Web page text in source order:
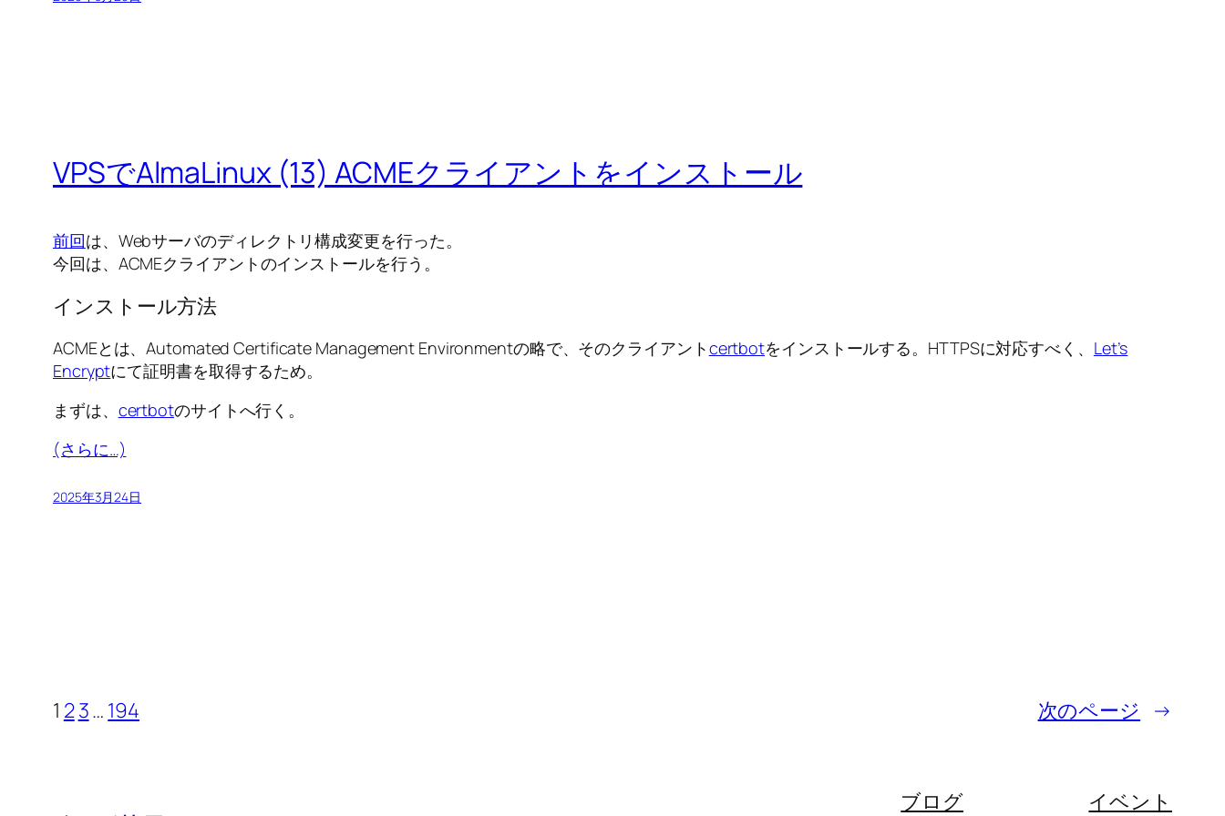
VPSでAlmaLinux (13) ACMEクライアントをインストール
前回は、Webサーバのディレクトリ構成変更を行った。
今回は、ACMEクライアントのインストールを行う。
インストール方法
ACMEとは、Automated Certificate Management Environmentの略で、そのクライアントcertbotをインストールする。HTTPSに対応すべく、 Let’s
Encryptにて証明書を取得するため。
まずは、 certbotのサイトへ行く。
(さらに…)
2025年3月24日
1 23… 194 次のページ →
ブログ
イベント